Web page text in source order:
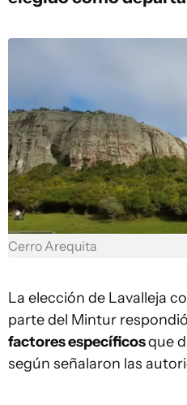
Cerro Arequita
La elección de Lavalleja
parte del Mintur
factores específicosque
según señalaron las